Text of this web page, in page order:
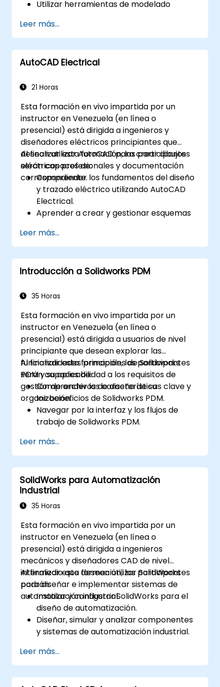
Utilizar herramientas de modelado
por perfil y superficies.
Aplicar tablas de diseño, ecuaciones y
controles paramétricos.
Ejecutar simulaciones y estudios de
Leer más...
AutoCAD Electrical
21 Horas
Esta formación en vivo impartida por un
instructor en Venezuela (en línea o
presencial) está dirigida a ingenieros y
diseñadores eléctricos principiantes que
desean utilizar AutoCAD para crear dibujos
eléctricos profesionales y documentación
correspondiente.
Al finalizar esta formación, los participantes
serán capaces de:
Comprender los fundamentos del diseño
y trazado eléctrico utilizando AutoCAD
Electrical.
Aprender a crear y gestionar esquemas
diagramas de cableado.
Utilizar las herramientas y funciones
avanzadas de AutoCAD Electrical para
mejorar la productividad.
eléctrico y su documentación.
Leer más...
Introducción a Solidworks PDM
35 Horas
Esta formación en vivo impartida por un
instructor en Venezuela (en línea o
presencial) está dirigida a usuarios de nivel
principiante que desean explorar las
funcionalidades principales de Solidworks
PDM y su aplicabilidad a los requisitos de
gestión de archivos de diseño de su
organización.
Al finalizar esta formación, los participantes
serán capaces de:
Comprender las características clave y
los beneficios de Solidworks PDM.
Navegar por la interfaz y los flujos de
trabajo de Solidworks PDM.
como el registro (check-in) y desregistro
(check-out) de archivos, control de
versiones y búsqueda.
Explorar las funcionalidades
administrativas, incluida la configuración
del almacén de datos (vault), permisos
trabajo.
Evaluar el potencial de implementación
de Solidworks PDM en múltiples sitios de
la empresa.
Leer más...
SolidWorks para Automatización
Industrial
35 Horas
Esta formación en vivo impartida por un
instructor en Venezuela (en línea o
presencial) está dirigida a ingenieros
mecánicos y diseñadores CAD de nivel
intermedio que deseen utilizar SolidWorks
para diseñar e implementar sistemas de
automatización industrial.
Al finalizar esta formación, los participantes
podrán:
Instalar y configurar SolidWorks para el
diseño de automatización.
Diseñar, simular y analizar componentes
y sistemas de automatización industrial.
en entornos industriales reales.
Leer más...